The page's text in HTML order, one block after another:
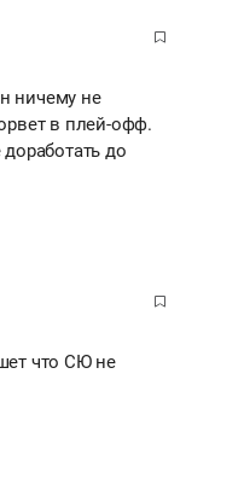
ничему не
в плей-офф.
до
что СЮ не